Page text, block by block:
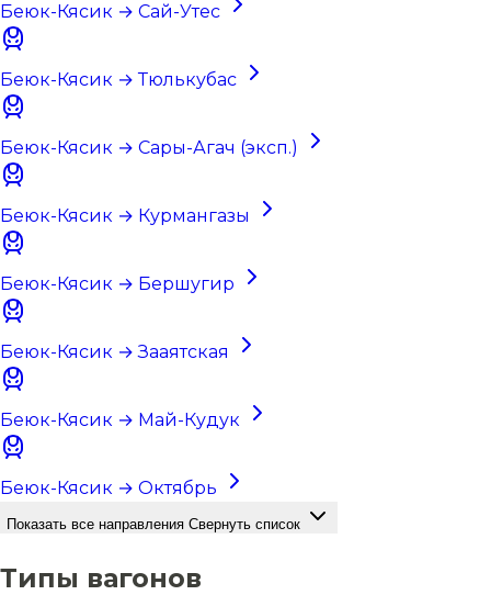
Беюк-Кясик → Сай-Утес
Беюк-Кясик → Тюлькубас
Беюк-Кясик → Сары-Агач (эксп.)
Беюк-Кясик → Курмангазы
Беюк-Кясик → Бершугир
Беюк-Кясик → Зааятская
Беюк-Кясик → Май-Кудук
Беюк-Кясик → Октябрь
Показать все направления Свернуть список
Типы вагонов